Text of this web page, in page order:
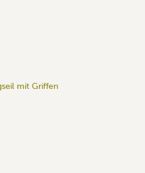
mit Griffen